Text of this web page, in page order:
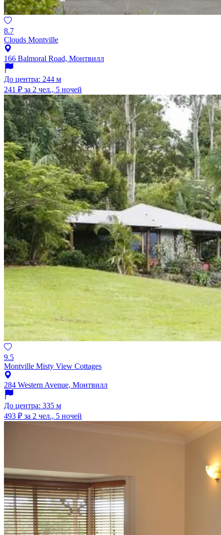
8.7
Clouds Montville
166 Balmoral Road, Монтвилл
До центра: 244 м
241 ₽ за 2 чел., 5 ночей
9.5
Montville Misty View Cottages
284 Western Avenue, Монтвилл
До центра: 335 м
493 ₽ за 2 чел., 5 ночей